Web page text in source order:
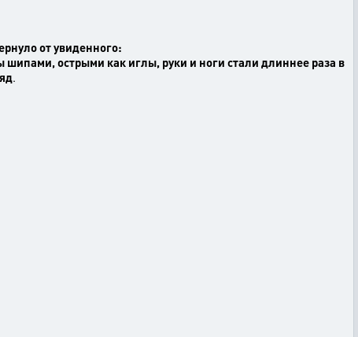
от увиденного:
острыми как иглы, руки и ноги стали длиннее раза в
.